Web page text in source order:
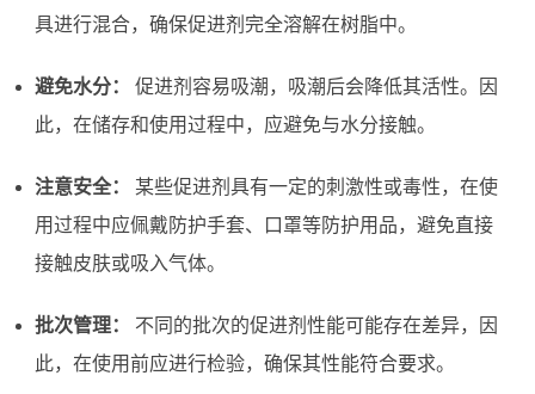
具进行混合，确保促进剂完全溶解在树脂中。
避免水分：
促进剂容易吸潮，吸潮后会降低其活性。因
此，在储存和使用过程中，应避免与水分接触。
注意安全：
某些促进剂具有一定的刺激性或毒性，在使
用过程中应佩戴防护手套、口罩等防护用品，避免直接
接触皮肤或吸入气体。
批次管理：
不同的批次的促进剂性能可能存在差异，因
此，在使用前应进行检验，确保其性能符合要求。